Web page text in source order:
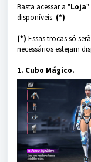
Basta acessar a "Loja"
disponíveis. (*)
(*) Essas trocas só
necessários estejam
1. Cubo Mágico.